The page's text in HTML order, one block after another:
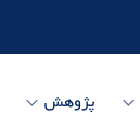
پژوهش